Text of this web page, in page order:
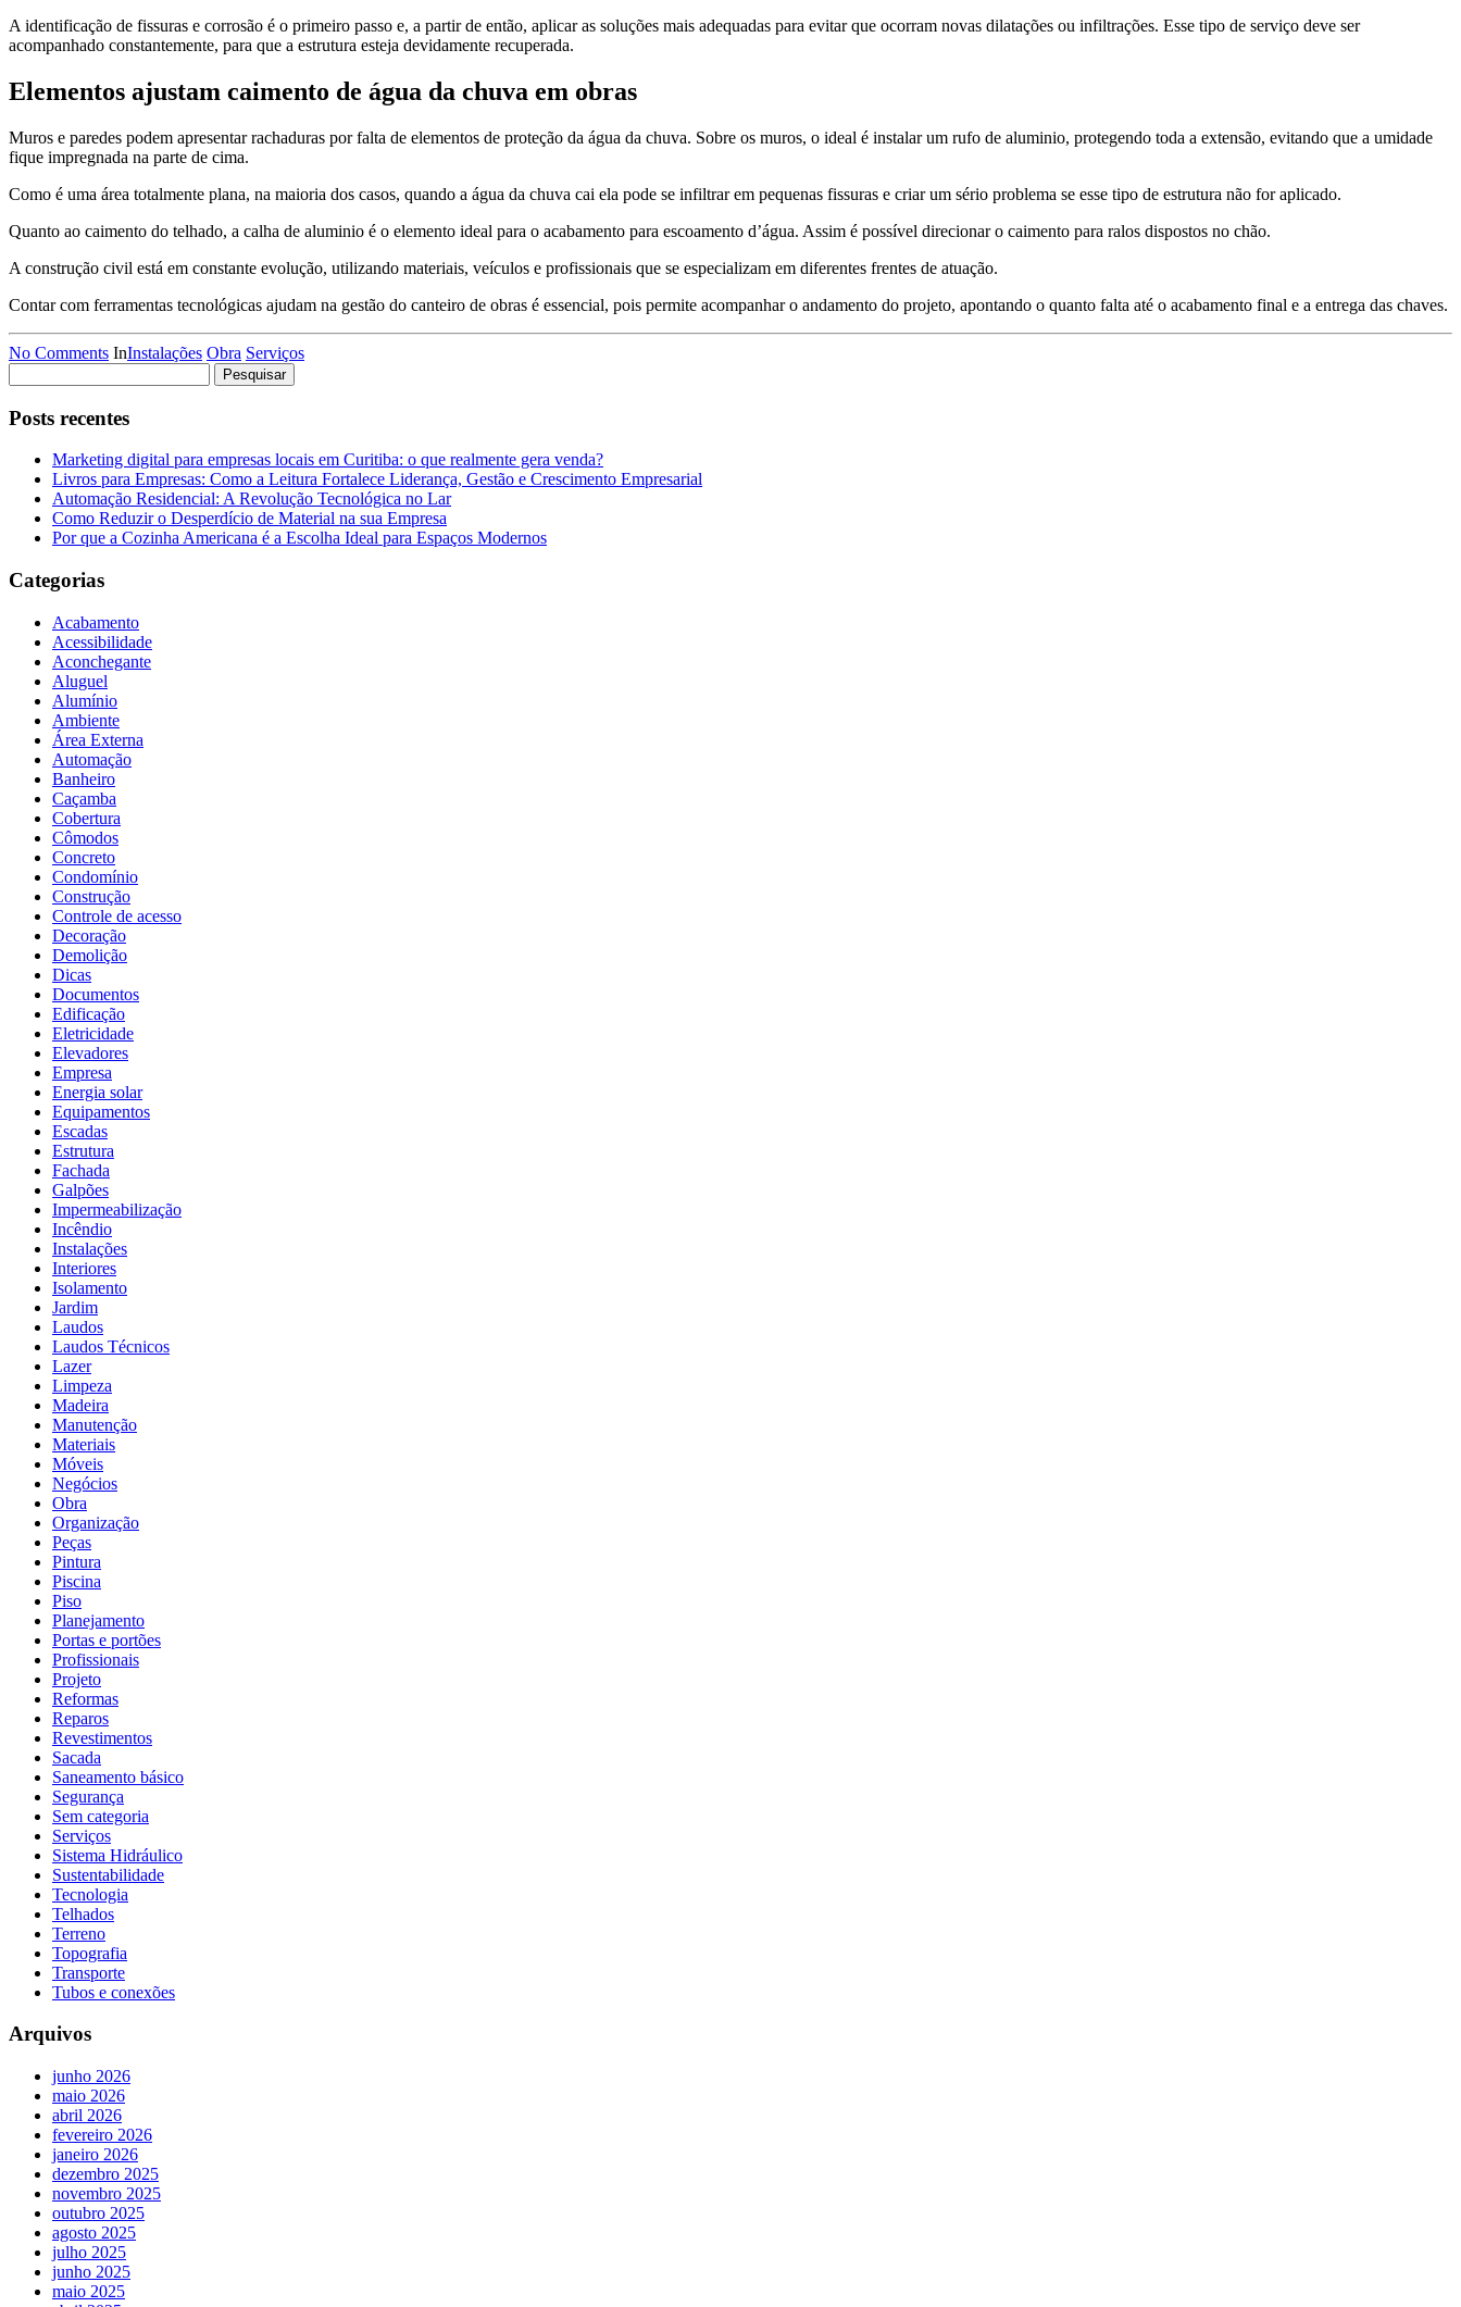
A identificação de fissuras e corrosão é o primeiro passo e, a partir de então, aplicar as soluções mais adequadas para evitar que ocorram novas dilatações ou infiltrações. Esse tipo de serviço deve ser
acompanhado constantemente, para que a estrutura esteja devidamente recuperada.
Elementos ajustam caimento de água da chuva em obras
Muros e paredes podem apresentar rachaduras por falta de elementos de proteção da água da chuva. Sobre os muros, o ideal é instalar um rufo de aluminio, protegendo toda a extensão, evitando que a umidade
fique impregnada na parte de cima.
Como é uma área totalmente plana, na maioria dos casos, quando a água da chuva cai ela pode se infiltrar em pequenas fissuras e criar um sério problema se esse tipo de estrutura não for aplicado.
Quanto ao caimento do telhado, a calha de aluminio é o elemento ideal para o acabamento para escoamento d’água. Assim é possível direcionar o caimento para ralos dispostos no chão.
A construção civil está em constante evolução, utilizando materiais, veículos e profissionais que se especializam em diferentes frentes de atuação.
Contar com ferramentas tecnológicas ajudam na gestão do canteiro de obras é essencial, pois permite acompanhar o andamento do projeto, apontando o quanto falta até o acabamento final e a entrega das chaves.
No Comments InInstalações Obra Serviços
por:
Posts recentes
Marketing digital para empresas locais em Curitiba: o que realmente gera venda?
Livros para Empresas: Como a Leitura Fortalece Liderança, Gestão e Crescimento Empresarial
Automação Residencial: A Revolução Tecnológica no Lar
Como Reduzir o Desperdício de Material na sua Empresa
Por que a Cozinha Americana é a Escolha Ideal para Espaços Modernos
Categorias
Acabamento
Acessibilidade
Aconchegante
Aluguel
Alumínio
Ambiente
Área Externa
Automação
Banheiro
Caçamba
Cobertura
Cômodos
Concreto
Condomínio
Construção
Controle de acesso
Decoração
Demolição
Dicas
Documentos
Edificação
Eletricidade
Elevadores
Empresa
Energia solar
Equipamentos
Escadas
Estrutura
Fachada
Galpões
Impermeabilização
Incêndio
Instalações
Interiores
Isolamento
Jardim
Laudos
Laudos Técnicos
Lazer
Limpeza
Madeira
Manutenção
Materiais
Móveis
Negócios
Obra
Organização
Peças
Pintura
Piscina
Piso
Planejamento
Portas e portões
Profissionais
Projeto
Reformas
Reparos
Revestimentos
Sacada
Saneamento básico
Segurança
Sem categoria
Serviços
Sistema Hidráulico
Sustentabilidade
Tecnologia
Telhados
Terreno
Topografia
Transporte
Tubos e conexões
Arquivos
junho 2026
maio 2026
abril 2026
fevereiro 2026
janeiro 2026
dezembro 2025
novembro 2025
outubro 2025
agosto 2025
julho 2025
junho 2025
maio 2025